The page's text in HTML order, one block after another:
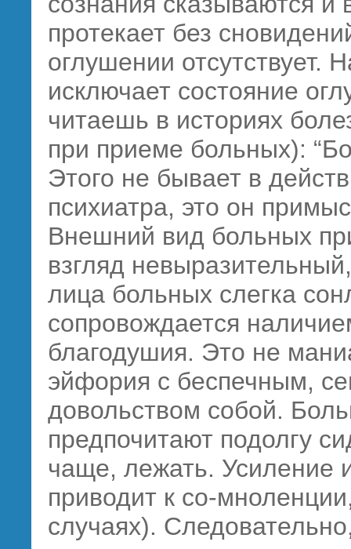
протекает без
оглушении отсутствует.
исключает состояние
читаешь в историях
при приеме больных):
Этого не бывает в
психиатра, это он
Внешний вид больных
взгляд
лица больных слегка
сопровождается
благодушия. Это не
эйфория с беспечным,
довольством собой.
предпочитают подолгу
чаще, лежать. Усиление
приводит к со-
случаях).